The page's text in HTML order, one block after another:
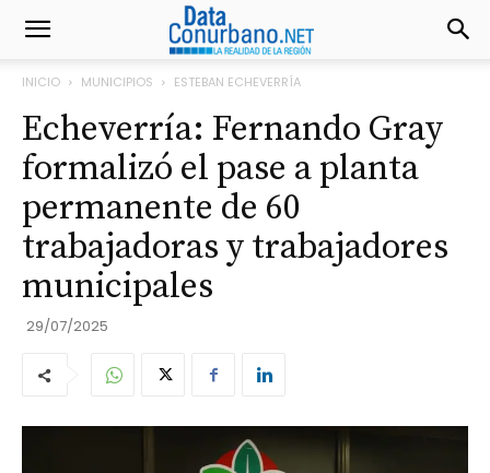
INICIO MUNICIPIOS ESTEBAN ECHEVERRÍA
Echeverría: Fernando Gray
formalizó el pase a planta
permanente de 60
trabajadoras y trabajadores
municipales
29/07/2025